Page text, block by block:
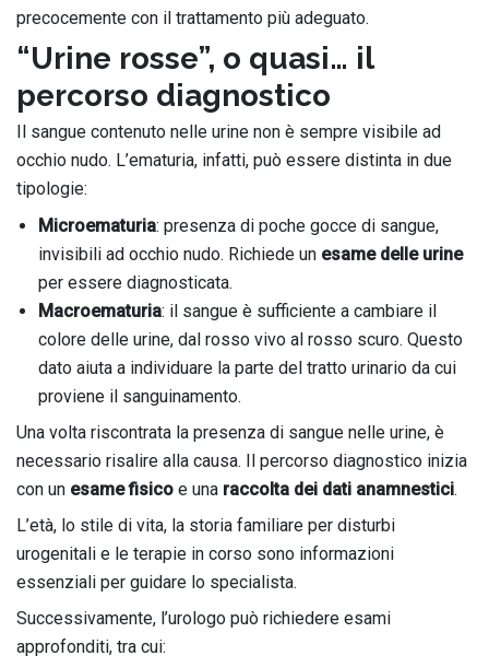
precocemente con il trattamento più adeguato.
“Urine rosse”, o quasi… il
percorso diagnostico
Il sangue contenuto nelle urine non è sempre visibile ad
occhio nudo. L’ematuria, infatti, può essere distinta in due
tipologie:
Microematuria: presenza di poche gocce di sangue,
invisibili ad occhio nudo. Richiede un esame delle urine
per essere diagnosticata.
Macroematuria: il sangue è sufficiente a cambiare il
colore delle urine, dal rosso vivo al rosso scuro. Questo
dato aiuta a individuare la parte del tratto urinario da cui
proviene il sanguinamento.
Una volta riscontrata la presenza di sangue nelle urine, è
necessario risalire alla causa. Il percorso diagnostico inizia
con un esame fisico e una raccolta dei dati anamnestici.
L’età, lo stile di vita, la storia familiare per disturbi
urogenitali e le terapie in corso sono informazioni
essenziali per guidare lo specialista.
Successivamente, l’urologo può richiedere esami
approfonditi, tra cui: